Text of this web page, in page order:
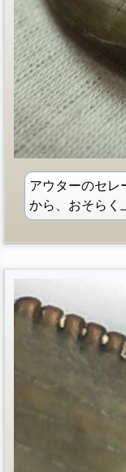
アウターのセレ
から、おそらく